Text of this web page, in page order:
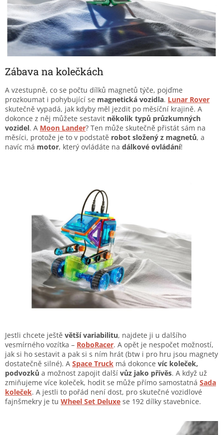
Zábava na kolečkách
A vzestupně, co se počtu dílků magnetů týče, pojďme
prozkoumat i pohybující se magnetická vozidla. Lunar Rover
skutečně vypadá, jak kdyby měl jezdit po měsíční krajině. A
dokonce z něj můžete sestavit několik typů průzkumných
vozidel. A Moon Lander? Ten může skutečně přistát sám na
měsíci, protože je to v podstatě robot složený z magnetů, a
navíc má motor, který ovládáte na dálkové ovládání!
Jestli chcete ještě větší variabilitu, najdete ji u dalšího
vesmírného vozítka – RoboRacer. A opět je nespočet možností,
jak si ho sestavit a pak si s ním hrát (btw i pro hru jsou magnety
dostatečně silné). A Space Truck má dokonce víc koleček,
podvozků a možnost zapojit další vůz jako přívěs. A když už
zmiňujeme více koleček, hodit se může přímo samostatná Sada
koleček. A jestli to pořád není dost, pro skutečné vozidlové
fajnšmekry je tu Wheel Set Deluxe se 192 dílky stavebnice.